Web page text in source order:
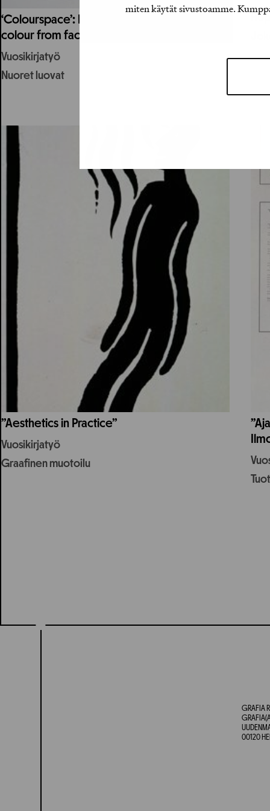
miten käytät sivustoamme.
‘Colourspace’: Book on the narrativity in
colour from facades to graphic space
Vuosikirjatyö
Nuoret luovat
”Aesthetics in Practice”
Vuosikirjatyö
Graafinen muotoilu
GRAFIA
00120